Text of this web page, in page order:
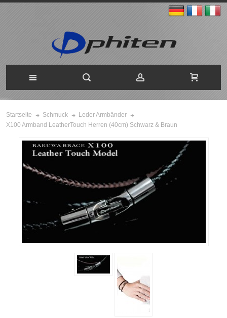
Startseite Schmuck
Leder Armbänder
X100 Armband LeatherTouch Herren (40cm) Schwarz & Braun